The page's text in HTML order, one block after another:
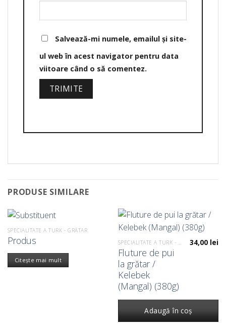
Salvează-mi numele, emailul și site-
ul web în acest navigator pentru data
viitoare când o să comentez.
PRODUSE SIMILARE
SPECIALITATE A TURK - GRĂTAR
Produs
Citește mai mult
Fluture de pui
la grătar /
Kelebek
(Mangal) (380g)
34,00 lei
Adaugă în coș